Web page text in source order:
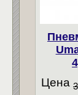
Цена